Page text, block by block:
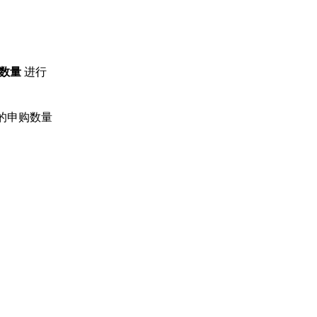
量 进行
申购数量